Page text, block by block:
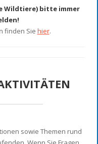
Wildtiere) bitte immer
finden Sie hier.
sowie Themen rund